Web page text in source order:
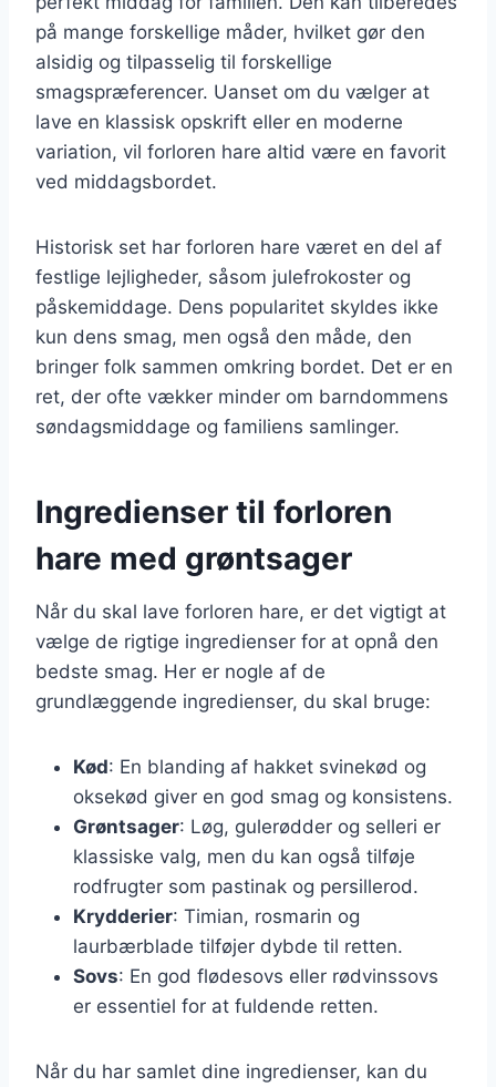
på mange forskellige måder, hvilket gør den
alsidig og tilpasselig til forskellige
smagspræferencer. Uanset om du vælger at
lave en klassisk opskrift eller en moderne
variation, vil forloren hare altid være en favorit
ved middagsbordet.
Historisk set har forloren hare været en del af
festlige lejligheder, såsom julefrokoster og
påskemiddage. Dens popularitet skyldes ikke
kun dens smag, men også den måde, den
bringer folk sammen omkring bordet. Det er en
ret, der ofte vækker minder om barndommens
søndagsmiddage og familiens samlinger.
Ingredienser til forloren
hare med grøntsager
Når du skal lave forloren hare, er det vigtigt at
vælge de rigtige ingredienser for at opnå den
bedste smag. Her er nogle af de
grundlæggende ingredienser, du skal bruge:
Kød: En blanding af hakket svinekød og
oksekød giver en god smag og konsistens.
Grøntsager: Løg, gulerødder og selleri er
klassiske valg, men du kan også tilføje
rodfrugter som pastinak og persillerod.
Krydderier: Timian, rosmarin og
laurbærblade tilføjer dybde til retten.
Sovs: En god flødesovs eller rødvinssovs
er essentiel for at fuldende retten.
Når du har samlet dine ingredienser, kan du